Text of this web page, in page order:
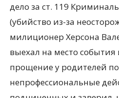
дело за ст. 119
(убийство из-за
милиционер Херсона
выехал на место
прощение у родителей
непрофессиональные